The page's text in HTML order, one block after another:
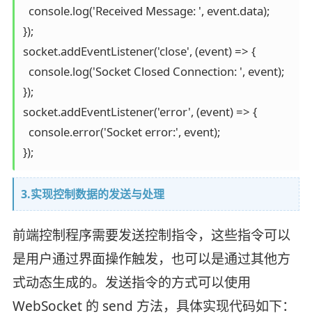
  console.log('Received Message: ', event.data);
});
socket.addEventListener('close', (event) => {
  console.log('Socket Closed Connection: ', event);
});
socket.addEventListener('error', (event) => {
  console.error('Socket error:', event);
});
3.实现控制数据的发送与处理
前端控制程序需要发送控制指令，这些指令可以
是用户通过界面操作触发，也可以是通过其他方
式动态生成的。发送指令的方式可以使用
WebSocket 的 send 方法，具体实现代码如下：